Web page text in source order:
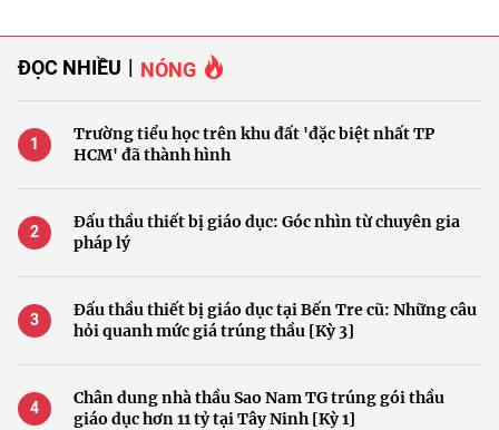
ĐỌC NHIỀU NÓNG
Trường tiểu học trên khu đất 'đặc biệt nhất TP
HCM' đã thành hình
Đấu thầu thiết bị giáo dục: Góc nhìn từ chuyên gia
pháp lý
Đấu thầu thiết bị giáo dục tại Bến Tre cũ: Những câu
hỏi quanh mức giá trúng thầu [Kỳ 3]
Chân dung nhà thầu Sao Nam TG trúng gói thầu
giáo dục hơn 11 tỷ tại Tây Ninh [Kỳ 1]